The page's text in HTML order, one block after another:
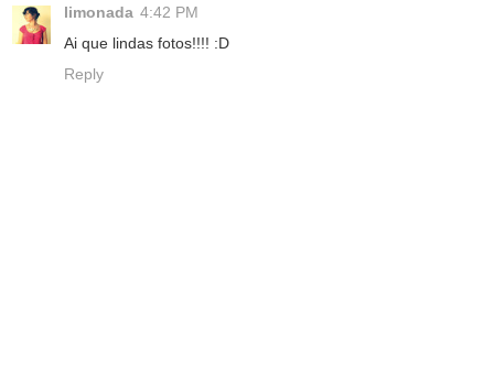
limonada 4:42 PM
Ai que lindas fotos!!!! :D
Reply